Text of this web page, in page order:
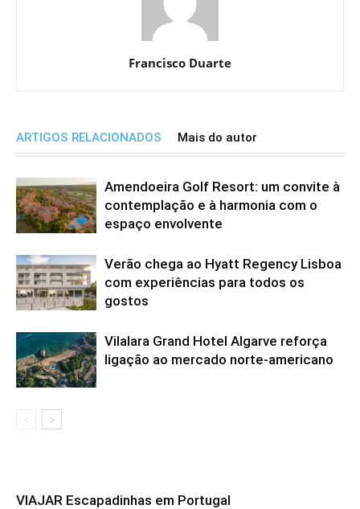
Francisco Duarte
ARTIGOS RELACIONADOS Mais do autor
Amendoeira Golf Resort: um convite à
contemplação e à harmonia com o
espaço envolvente
Verão chega ao Hyatt Regency Lisboa
com experiências para todos os
gostos
Vilalara Grand Hotel Algarve reforça
ligação ao mercado norte-americano
VIAJAR Escapadinhas em Portugal